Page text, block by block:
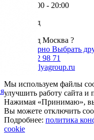
Пн-Пт: 9:00 - 20:00
Ваш город
Ваш город Москва ?
Да, все верно Выбрать
+7 985 002 98 71
info@krovlyagroup.ru
Мы используем файлы
улучшить работу сайта и
Нажимая «Принимаю», вы
Вы можете отключить
Подробнее: политика
cookie